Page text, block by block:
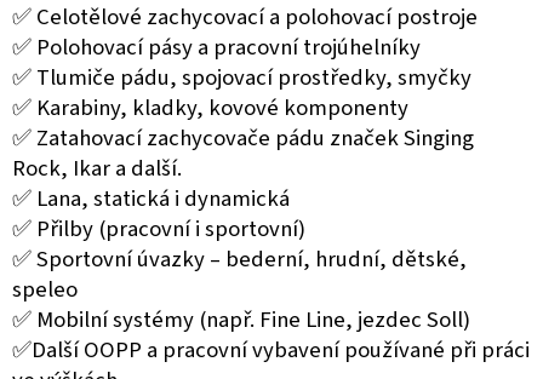
✅ Celotělové zachycovací a polohovací postroje
✅ Polohovací pásy a pracovní trojúhelníky
✅ Tlumiče pádu, spojovací prostředky, smyčky
✅ Karabiny, kladky, kovové komponenty
✅ Zatahovací zachycovače pádu značek Singing
Rock, Ikar a další.
✅ Lana, statická i dynamická
✅ Přilby (pracovní i sportovní)
✅ Sportovní úvazky – bederní, hrudní, dětské,
speleo
✅ Mobilní systémy (např. Fine Line, jezdec Soll)
✅Další OOPP a pracovní vybavení používané při práci